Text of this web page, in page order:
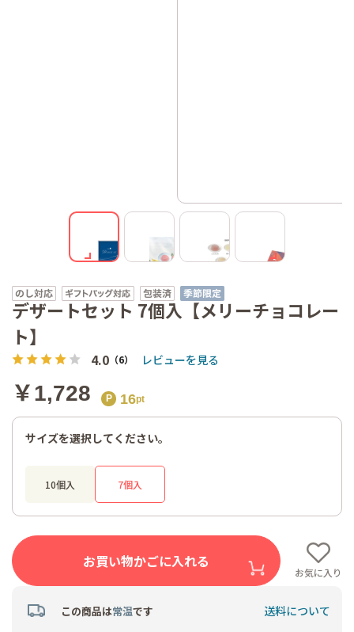
デザートセット 7個入【メリーチョコレー
ト】
4.0 （6） レビューを見る
￥1,728 16
サイズを選択してください。
10個入 7個入
お買い物かごに入れる
お気に入り
この商品は常温です 送料について